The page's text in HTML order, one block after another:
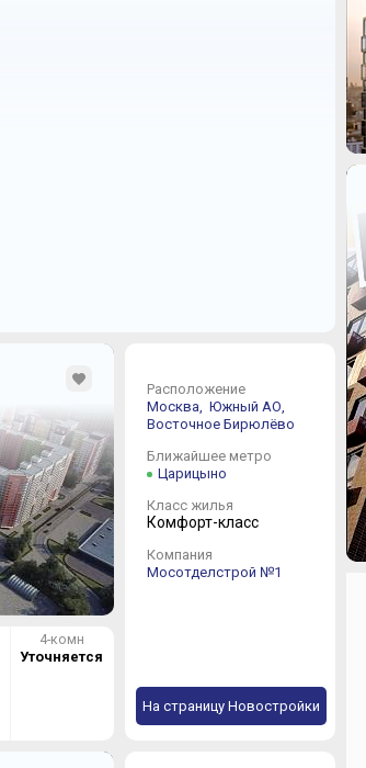
4-комн
Уточняется
Расположение
Москва, Южный АО,
Восточное Бирюлёво
Ближайшее метро
Царицыно
Класс жилья
Комфорт-класс
Компания
Мосотделстрой №1
На страницу Новостройки